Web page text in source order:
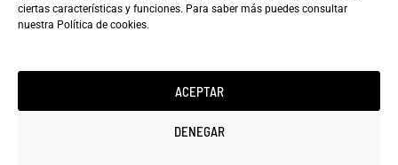
ciertas características y funciones. Para saber más puedes consultar
nuestra Política de cookies.
ACEPTAR
DENEGAR
Copyright ©2025 minicarfilms.com